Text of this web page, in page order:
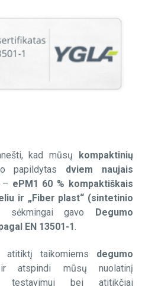
Foam
valymo filtrai
filtrai
anglies filtrai
– 3V / 4V
filtrų dėžės
1
kad mūsų kompaktinių
papildytas dviem naujais
– ePM1 60 % kompaktiškais
ir „Fiber plast“ (sintetinio
sėkmingai gavo Degumo
EN 13501-1
atitiktį taikomiems degumo
ir atspindi mūsų nuolatinį
testavimui bei atitikčiai